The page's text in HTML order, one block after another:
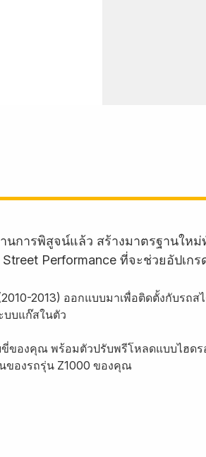
นการพิสูจน์แล้ว สร้างมาตรฐานใ
Performance ที่จะช่วยอัปเ
2013) ออกแบบมาเพื่อติดตั้งกับรถส
บแก๊สในตัว
ของคุณ พร้อมตัวปรับพรีโหลดแบบไฮด
ของรถรุ่น Z1000 ของคุณ